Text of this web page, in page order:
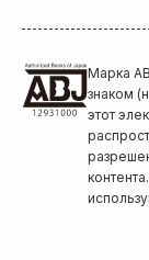
Марка
знаком
этот